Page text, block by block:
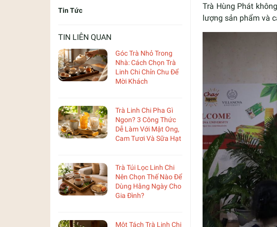
Tin Tức
TIN LIÊN QUAN
Góc Trà Nhỏ Trong
Nhà: Cách Chọn Trà
Linh Chi Chỉn Chu Để
Mời Khách
Trà Linh Chi Pha Gì
Ngon? 3 Công Thức
Dễ Làm Với Mật Ong,
Cam Tươi Và Sữa Hạt
Trà Túi Lọc Linh Chi
Nên Chọn Thế Nào Để
Dùng Hằng Ngày Cho
Gia Đình?
Một Tách Trà Linh Chi
Trà Hùng Phát
lượng sản phẩm và